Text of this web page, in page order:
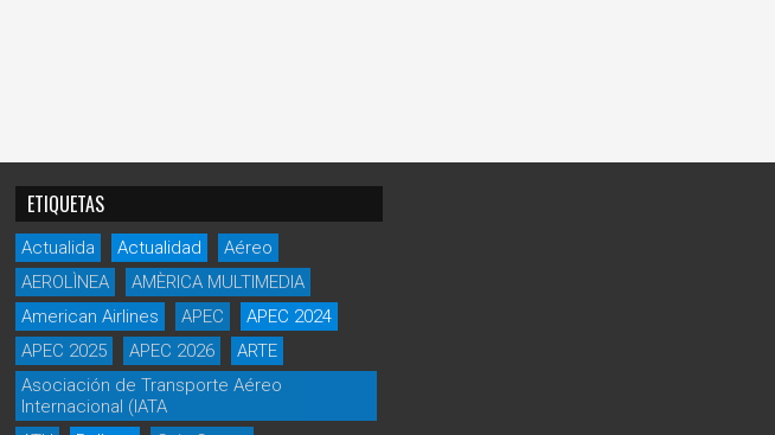
ETIQUETAS
Actualida Actualidad
Aéreo
AEROLÌNEA
AMÈRICA MULTIMEDIA
American Airlines
APEC
APEC 2024
APEC 2025
APEC 2026
ARTE
Asociación de Transporte Aéreo
Internacional (IATA